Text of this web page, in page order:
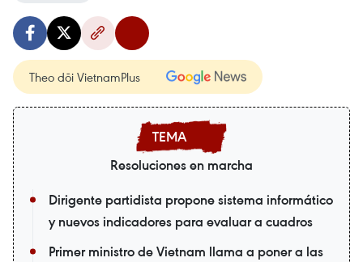
Theo dõi VietnamPlus
Resoluciones en marcha
Dirigente partidista propone sistema informático
y nuevos indicadores para evaluar a cuadros
Primer ministro de Vietnam llama a poner a las